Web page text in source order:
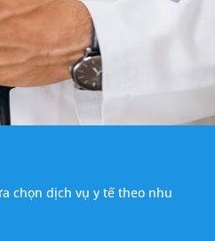
chọn dịch vụ y tế theo nhu